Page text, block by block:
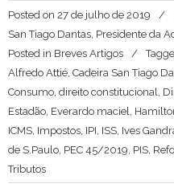
Posted on 27 de julho de 2019
San Tiago Dantas, Presidente da
Posted in Breves Artigos
Alfredo Attié, Cadeira San Tiago
Consumo, direito constitucional,
Estadão, Everardo maciel,
ICMS, Impostos, IPI, ISS, Ives
de S.Paulo, PEC 45/2019, PIS,
Tributos